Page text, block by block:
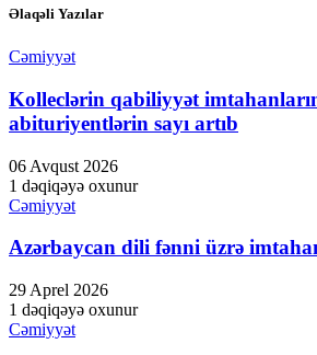
Əlaqəli Yazılar
Cəmiyyət
Kolleclərin qabiliyyət
abituriyentlərin sayı artıb
06 Avqust 2026
1 dəqiqəyə oxunur
Cəmiyyət
Azərbaycan dili fənni üzrə
29 Aprel 2026
1 dəqiqəyə oxunur
Cəmiyyət